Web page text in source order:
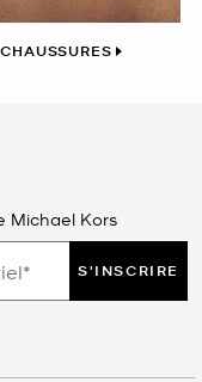
CHAUSSURES
Michael Kors
S'INSCRIRE